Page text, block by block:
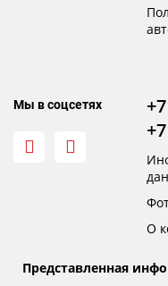
Мы в соцсетях
О
Представленная